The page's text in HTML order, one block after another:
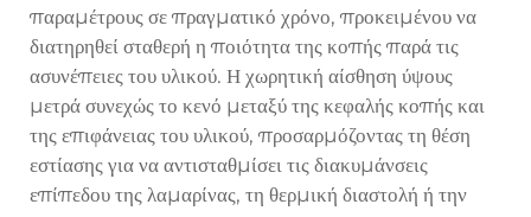
παραμέτρους σε πραγματικό χρόνο, προκειμένου να
διατηρηθεί σταθερή η ποιότητα της κοπής παρά τις
ασυνέπειες του υλικού. Η χωρητική αίσθηση ύψους
μετρά συνεχώς το κενό μεταξύ της κεφαλής κοπής και
της επιφάνειας του υλικού, προσαρμόζοντας τη θέση
εστίασης για να αντισταθμίσει τις διακυμάνσεις
επίπεδου της λαμαρίνας, τη θερμική διαστολή ή την